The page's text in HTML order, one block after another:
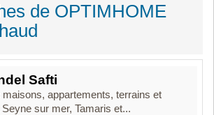
de OPTIMHOME
Safti
maisons, appartements, terrains et
sur mer, Tamaris et...